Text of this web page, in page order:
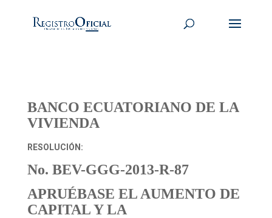
BANCO ECUATORIANO DE LA
VIVIENDA
RESOLUCIÓN:
No. BEV-GGG-2013-R-87
APRUÉBASE EL AUMENTO DE
CAPITAL Y LA